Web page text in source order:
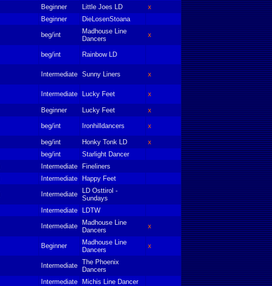
Beginner Little Joes LD
x
Beginner DieLosenStoana
beg/int
Madhouse Line
Dancers
x
beg/int Rainbow LD
Intermediate Sunny Liners x
Intermediate Lucky Feet x
Beginner Lucky Feet x
beg/int Ironhilldancers x
beg/int Honky Tonk LD
x
beg/int
Starlight Dancer
Intermediate
Fineliners
Intermediate Happy Feet
Intermediate
LD Osttirol -
Sundays
Intermediate LDTW
Intermediate
Madhouse Line
Dancers
x
Beginner
Madhouse Line
Dancers
x
Intermediate The Phoenix
Dancers
Intermediate Michis Line Dancer